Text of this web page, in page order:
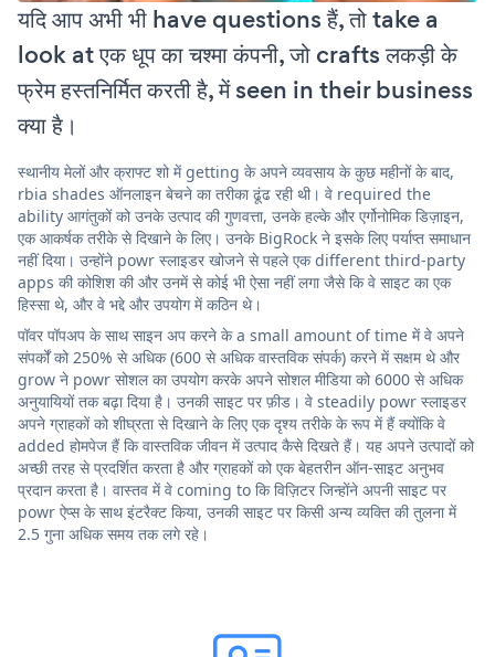
यदि आप अभी भी have questions हैं, तो take a
look at एक धूप का चश्मा कंपनी, जो crafts लकड़ी के
फ्रेम हस्तनिर्मित करती है, में seen in their business
क्या है।
स्थानीय मेलों और क्राफ्ट शो में getting के अपने व्यवसाय के कुछ महीनों के बाद,
rbia shades ऑनलाइन बेचने का तरीका ढूंढ रही थी। वे required the
ability आगंतुकों को उनके उत्पाद की गुणवत्ता, उनके हल्के और एर्गोनोमिक डिज़ाइन,
एक आकर्षक तरीके से दिखाने के लिए। उनके BigRock ने इसके लिए पर्याप्त समाधान
नहीं दिया। उन्होंने powr स्लाइडर खोजने से पहले एक different third-party
apps की कोशिश की और उनमें से कोई भी ऐसा नहीं लगा जैसे कि वे साइट का एक
हिस्सा थे, और वे भद्दे और उपयोग में कठिन थे।
पॉवर पॉपअप के साथ साइन अप करने के a small amount of time में वे अपने
संपर्कों को 250% से अधिक (600 से अधिक वास्तविक संपर्क) करने में सक्षम थे और
grow ने powr सोशल का उपयोग करके अपने सोशल मीडिया को 6000 से अधिक
अनुयायियों तक बढ़ा दिया है। उनकी साइट पर फ़ीड। वे steadily powr स्लाइडर
अपने ग्राहकों को शीघ्रता से दिखाने के लिए एक दृश्य तरीके के रूप में हैं क्योंकि वे
added होमपेज हैं कि वास्तविक जीवन में उत्पाद कैसे दिखते हैं। यह अपने उत्पादों को
अच्छी तरह से प्रदर्शित करता है और ग्राहकों को एक बेहतरीन ऑन-साइट अनुभव
प्रदान करता है। वास्तव में वे coming to कि विज़िटर जिन्होंने अपनी साइट पर
powr ऐप्स के साथ इंटरैक्ट किया, उनकी साइट पर किसी अन्य व्यक्ति की तुलना में
2.5 गुना अधिक समय तक लगे रहे।